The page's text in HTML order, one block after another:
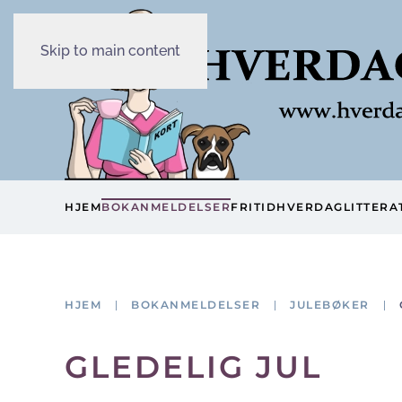
Skip to main content
HJEMBOKANMELDELSER FRITIDHVERDAG
HJEM BOKANMELDELSER JULEBØKER
GLEDELIG JUL